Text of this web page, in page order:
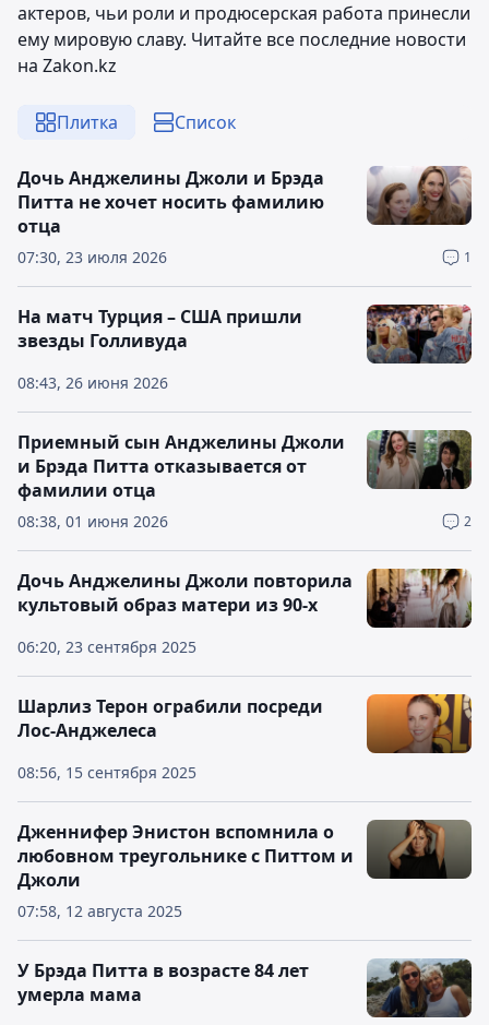
актеров, чьи роли и продюсерская работа принесли
ему мировую славу. Читайте все последние новости
на Zakon.kz
Плитка Список
07:30, 23 июля 2026 1
Дочь Анджелины Джоли и Брэда
Питта не хочет носить фамилию
отца
08:43, 26 июня 2026
На матч Турция – США пришли
звезды Голливуда
08:38, 01 июня 2026 2
Приемный сын Анджелины Джоли
и Брэда Питта отказывается от
фамилии отца
06:20, 23 сентября 2025
Дочь Анджелины Джоли повторила
культовый образ матери из 90-х
08:56, 15 сентября 2025
Шарлиз Терон ограбили посреди
Лос-Анджелеса
07:58, 12 августа 2025
Дженнифер Энистон вспомнила о
любовном треугольнике с Питтом и
Джоли
У Брэда Питта в возрасте 84 лет
умерла мама